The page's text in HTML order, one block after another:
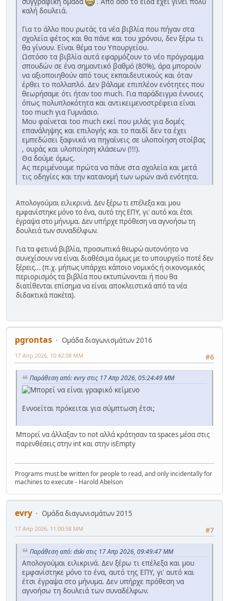
καλή δουλειά.
Για το άλλο που ρωτάς τα νέα βιβλία που πήγαν στα
σχολεία φέτος και θα πάνε και του χρόνου, δεν ξέρω τι
θα γίνουν. Είναι θέμα του Υπουργείου.
Ωστόσο τα βιβλία αυτά εφαρμόζουν το νέο πρόγραμμα
σπουδών σε ένα σημαντικό βαθμό (80%), άρα μπορούν
να αξιοποιηθούν από τους εκπαιδευτικούς και όταν
έρθει το πολλαπλό. Δεν βάλαμε επιπλέον ενότητες που
θεωρήσαμε ότι ήταν too much. Για παράδειγμα έννοιες
όπως πολυπλοκότητα και αντικειμενοστρέφεια είναι
too much για Γυμνάσιο.
Μου φαίνεται too much εκεί που μιλάς για δομές
επανάληψης και επιλογής και το παιδί δεν τα έχει
εμπεδώσει ξαφνικά να πηγαίνεις σε υλοποίηση στοίβας
, ουράς και υλοποίηση κλάσεων (!!!).
Θα δούμε όμως.
Ας περιμένουμε πρώτα να πάνε στα σχολεία και μετά
τις οδηγίες και την κατανομή των ωρών ανά ενότητα.
Απολογούμαι ειλικρινά. Δεν ξέρω τι επέλεξα και μου
εμφανίστηκε μόνο το ένα, αυτό της ΕΠΥ, γι' αυτό και έτσι
έγραψα στο μήνυμα. Δεν υπήρχε πρόθεση να αγνοήσω τη
δουλειά των συναδέλφων.
Για τα φετινά βιβλία, προσωπικά θεωρώ αυτονόητο να
συνεχίσουν να είναι διαθέσιμα όμως με το υπουργείο ποτέ δεν
ξέρεις... (π.χ. μήπως υπάρχει κάποιο νομικός ή οικονομικός
περιορισμός τα βιβλία που εκτυπώνονται ή που θα
διατίθενται επίσημα να είναι αποκλειστικά από τα νέα
διδακτικά πακέτα).
pgrontas
Ομάδα διαγωνισμάτων 2016
#6
17 Απρ 2026, 10:42:08 ΜΜ
Παράθεση από: evry στις 17 Απρ 2026, 05:24:49 ΜΜ
Εννοείται πρόκειται για σύμπτωση έτσι;
Μπορεί να άλλαξαν το not αλλά κράτησαν τα spaces μέσα στις
παρενθέσεις στην int και στην isEmpty
Programs must be written for people to read, and only incidentally for
machines to execute - Harold Abelson
evry
Ομάδα διαγωνισμάτων 2015
#7
17 Απρ 2026, 11:00:58 ΜΜ
Παράθεση από: dski στις 17 Απρ 2026, 09:49:47 ΜΜ
Απολογούμαι ειλικρινά. Δεν ξέρω τι επέλεξα και μου
εμφανίστηκε μόνο το ένα, αυτό της ΕΠΥ, γι' αυτό και
έτσι έγραψα στο μήνυμα. Δεν υπήρχε πρόθεση να
αγνοήσω τη δουλειά των συναδέλφων.